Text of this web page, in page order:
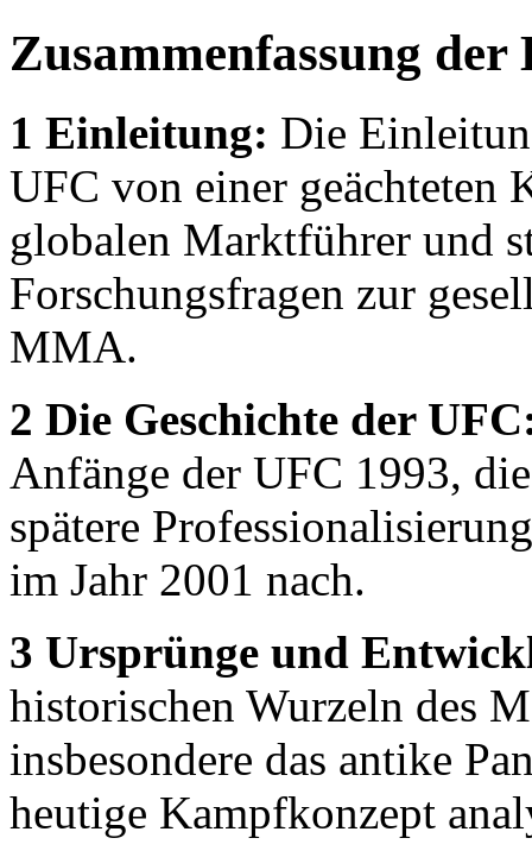
Zusammenfassung der
1 Einleitung: Die
UFC von einer geächteten
globalen Marktführer und
Forschungsfragen zur
MMA.
2 Die Geschichte der
Anfänge der UFC 1993,
spätere
im Jahr 2001 nach.
3 Ursprünge und
historischen Wurzeln des
insbesondere das antike
heutige Kampfkonzept